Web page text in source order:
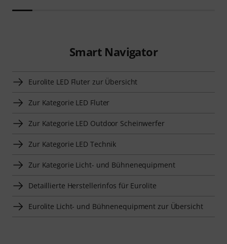
Smart Navigator
Eurolite LED Fluter zur Übersicht
Zur Kategorie LED Fluter
Zur Kategorie LED Outdoor Scheinwerfer
Zur Kategorie LED Technik
Zur Kategorie Licht- und Bühnenequipment
Detaillierte Herstellerinfos für Eurolite
Eurolite Licht- und Bühnenequipment zur Übersicht